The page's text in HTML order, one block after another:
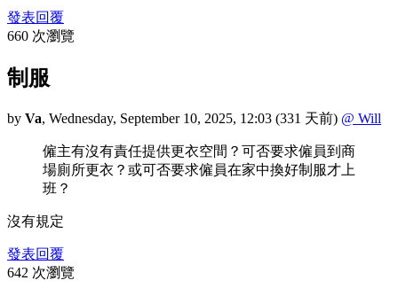
發表回覆
660 次瀏覽
制服
by Va, Wednesday, September 10, 2025, 12:03 (331 天前) @ Will
僱主有沒有責任提供更衣空間？可否要求僱員到商
場廁所更衣？或可否要求僱員在家中換好制服才上
班？
沒有規定
發表回覆
642 次瀏覽